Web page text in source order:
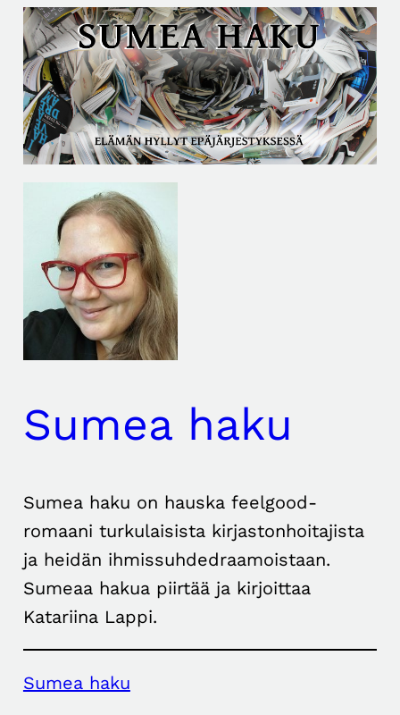
Siirry
sisältöön
Sumea haku
Sumea haku on hauska feelgood-
romaani turkulaisista kirjastonhoitajista
ja heidän ihmissuhdedraamoistaan.
Sumeaa hakua piirtää ja kirjoittaa
Katariina Lappi.
Sumea haku